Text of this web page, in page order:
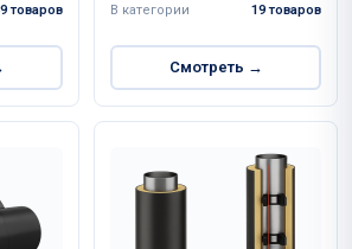
товаров В категории 19 товаров
Смотреть →